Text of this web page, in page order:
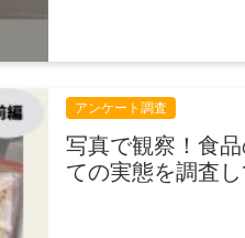
写真で観察！食
ての実態を調査し
アンケート調査